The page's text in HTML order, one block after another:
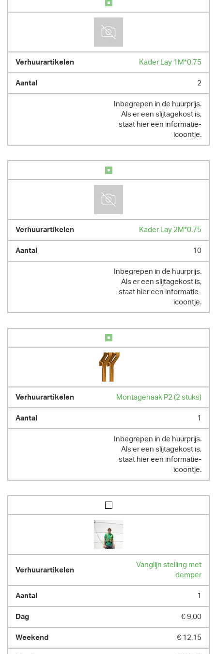
Kader Lay 1M*0.75
2
Inbegrepen in de huurprijs.
Als er een slijtagekost is,
staat hier een informatie-
icoontje.
Kader Lay 2M*0.75
10
Inbegrepen in de huurprijs.
Als er een slijtagekost is,
staat hier een informatie-
icoontje.
Montagehaak P2 (2 stuks)
1
Inbegrepen in de huurprijs.
Als er een slijtagekost is,
staat hier een informatie-
icoontje.
Vanglijn stelling met
demper
1
€ 9,00
€ 12,15